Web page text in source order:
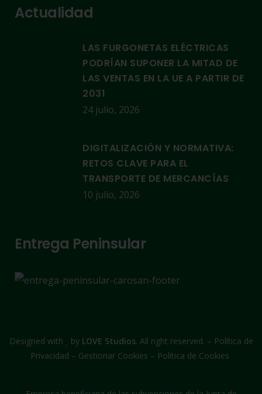
Actualidad
LAS FURGONETAS ELÉCTRICAS
PODRÍAN SUPONER LA MITAD DE
LAS VENTAS EN LA UE A PARTIR DE
2031
24 julio, 2026
DIGITALIZACIÓN Y NORMATIVA:
RETOS CLAVE PARA EL
TRANSPORTE DE MERCANCÍAS
10 julio, 2026
Entrega Peninsular
Designed with by LOVE Studios. All right reserved. – Política de
Privacidad – Gestionar Cookies – Política de Cookies